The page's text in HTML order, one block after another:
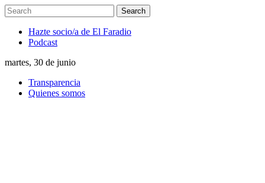
Hazte socio/a de El Faradio
Podcast
martes, 30 de junio
Transparencia
Quienes somos